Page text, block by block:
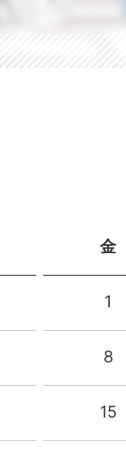
金
1
8
15